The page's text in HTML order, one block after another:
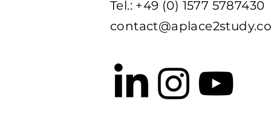
Tel.: +49 (0) 1577 5787430